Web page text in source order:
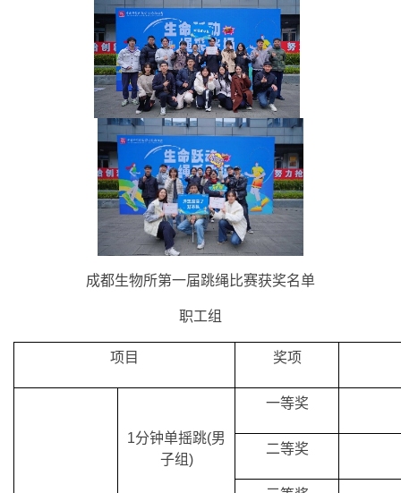
成都生物所第一届跳绳比赛获奖名单
职工组
项目 奖项
1分钟单摇跳(男
子组)
一等奖
二等奖
三等奖